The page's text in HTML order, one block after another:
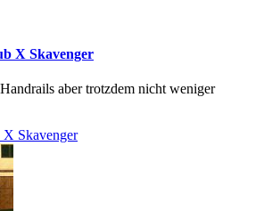
X Skavenger
aber trotzdem nicht weniger
X Skavenger